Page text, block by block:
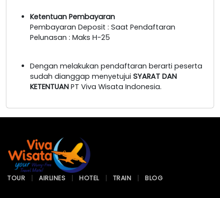
Ketentuan Pembayaran
Pembayaran Deposit : Saat Pendaftaran
Pelunasan : Maks H-25
Dengan melakukan pendaftaran berarti peserta
sudah dianggap menyetujui SYARAT DAN
KETENTUAN PT Viva Wisata Indonesia.
TOUR AIRLINES HOTEL TRAIN BLOG